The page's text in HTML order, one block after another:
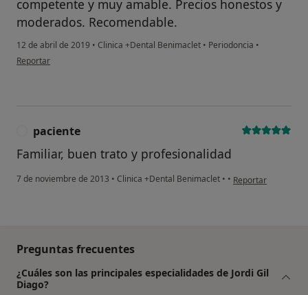
competente y muy amable. Precios honestos y
moderados. Recomendable.
12 de abril de 2019 • Clinica +Dental Benimaclet • Periodoncia •
en opinión del usuario Cuenta eliminada
Reportar
paciente
Familiar, buen trato y profesionalidad
7 de noviembre de 2013 • Clinica +Dental Benimaclet • • en opinión del
Reportar
Preguntas frecuentes
¿Cuáles son las principales especialidades de Jordi Gil
Diago?